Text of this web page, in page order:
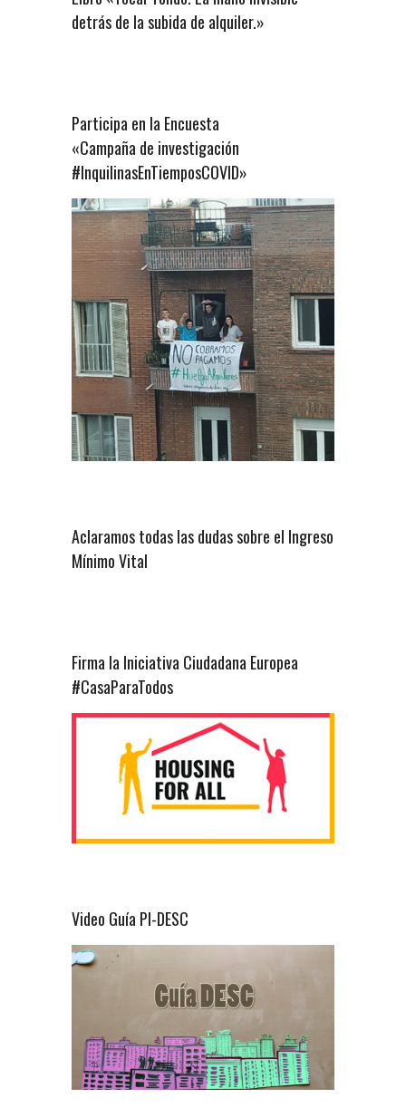
detrás de la subida de alquiler.»
Participa en la Encuesta
«Campaña de investigación
#InquilinasEnTiemposCOVID»
Aclaramos todas las dudas sobre el Ingreso
Mínimo Vital
Firma la Iniciativa Ciudadana Europea
#CasaParaTodos
Video Guía PI-DESC